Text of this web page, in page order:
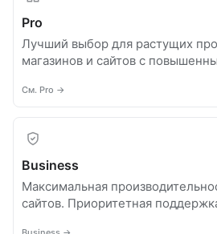
Pro
Лучший выбор для растущих
магазинов и сайтов с
См. Pro →
Business
Максимальная
сайтов. Приоритетная